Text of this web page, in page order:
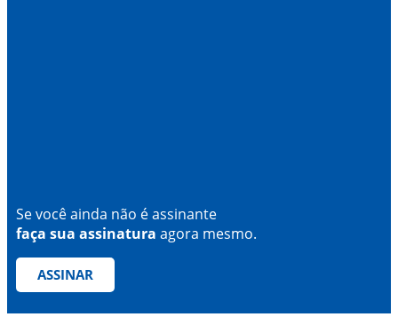
Se você ainda não é assinante
faça sua assinatura agora mesmo.
ASSINAR